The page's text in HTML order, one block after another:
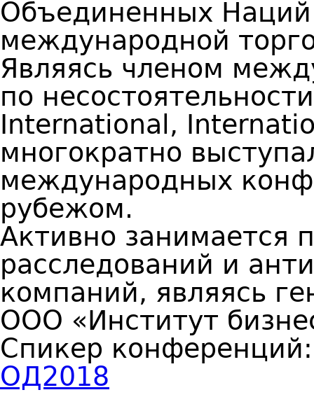
Объединенных Наций
международной
Являясь членом
по
International,
многократно
международных
рубежом.
Активно занимается
расследований и
компаний, являясь
ООО «Институт
Спикер
ОД2018